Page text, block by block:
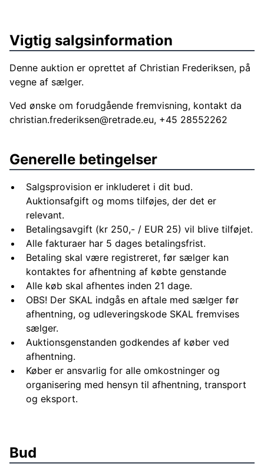
Vigtig salgsinformation
Denne auktion er oprettet af Christian Frederiksen, på
vegne af sælger.
Ved ønske om forudgående fremvisning, kontakt da
christian.frederiksen@retrade.eu, +45 28552262
Generelle betingelser
Salgsprovision er inkluderet i dit bud.
Auktionsafgift og moms tilføjes, der det er
relevant.
Betalingsavgift (kr 250,- / EUR 25) vil blive tilføjet.
Alle fakturaer har 5 dages betalingsfrist.
Betaling skal være registreret, før sælger kan
kontaktes for afhentning af købte genstande
Alle køb skal afhentes inden 21 dage.
OBS! Der SKAL indgås en aftale med sælger før
afhentning, og udleveringskode SKAL fremvises
sælger.
Auktionsgenstanden godkendes af køber ved
afhentning.
Køber er ansvarlig for alle omkostninger og
organisering med hensyn til afhentning, transport
og eksport.
Bud